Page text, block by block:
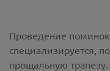
Проведение
специализируется,
прощальную